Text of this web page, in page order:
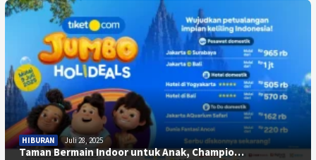
HIBURAN Juli 28, 2025
Taman Bermain Indoor untuk Anak, Champio…